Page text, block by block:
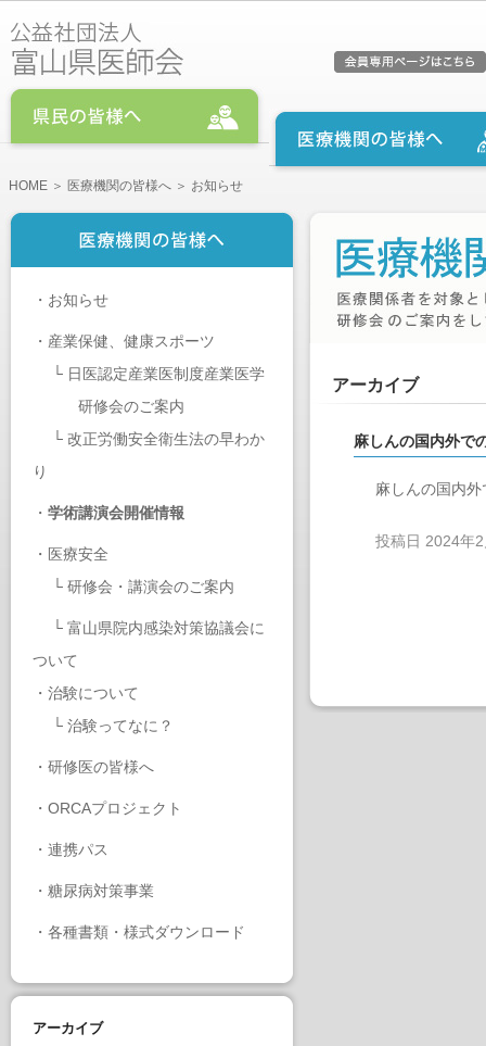
HOME ＞ 医療機関の皆様へ ＞ お知らせ
・ お知らせ
・ 産業保健、健康スポーツ
└ 日医認定産業医制度産業医学
研修会のご案内
└ 改正労働安全衛生法の早わか
り
・ 学術講演会開催情報
・ 医療安全
└ 研修会・講演会のご案内
└ 富山県院内感染対策協議会に
ついて
・ 治験について
└ 治験ってなに？
・ 研修医の皆様へ
・ ORCAプロジェクト
・ 連携パス
・ 糖尿病対策事業
・ 各種書類・様式ダウンロード
アーカイブ
アーカイブ
麻しんの国内外で
麻しんの国内
投稿日 2024年